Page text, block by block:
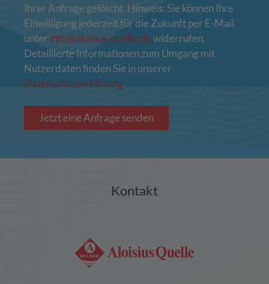
Ihrer Anfrage gelöscht. Hinweis: Sie können Ihre
Einwilligung jederzeit für die Zukunft per E-Mail
unterinfo@aloisius‑quelle.dewiderrufen.
Detaillierte Informationen zum Umgang mit
Nutzerdaten finden Sie in unserer
Datenschutzerklärung.
Jetzt eine Anfrage senden
Kontakt